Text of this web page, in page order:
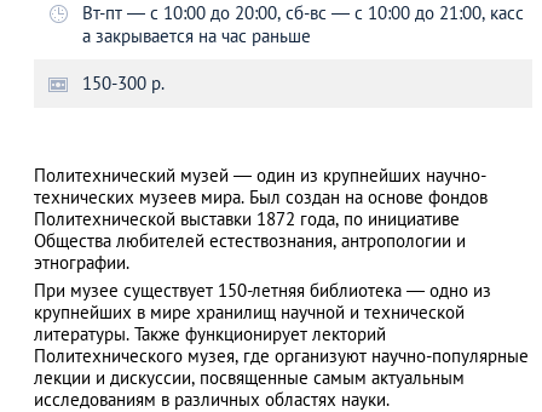
Вт-пт — с 10:00 до 20:00, сб-вс — с 10:00 до 21:00, касс
а закрывается на час раньше
150-300 р.
Политехнический музей — один из крупнейших научно-
технических музеев мира. Был создан на основе фондов
Политехнической выставки 1872 года, по инициативе
Общества любителей естествознания, антропологии и
этнографии.
При музее существует 150-летняя библиотека — одно из
крупнейших в мире хранилищ научной и технической
литературы. Также функционирует лекторий
Политехнического музея, где организуют научно-популярные
лекции и дискуссии, посвященные самым актуальным
исследованиям в различных областях науки.